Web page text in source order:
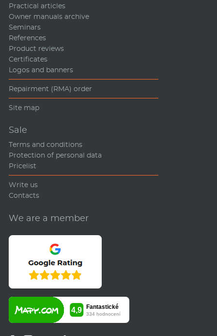
Practical articles
Owner manuals archive
Seminars
References
Product reviews
Certificates
Logos and banners
Repairment (RMA) order
Site map
Sale
Terms and conditions
Protection of personal data
Pricelist
Write us
Contacts
We are a member